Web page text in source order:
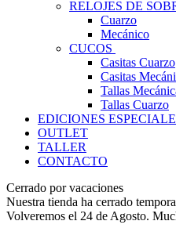
RELOJES DE
Cuarzo
Mecánico
CUCOS
Casitas Cuarzo
Casitas
Tallas
Tallas Cuarzo
EDICIONES
OUTLET
TALLER
CONTACTO
Cerrado por vacaciones
Nuestra tienda ha cerrado
Volveremos el 24 de Agosto.